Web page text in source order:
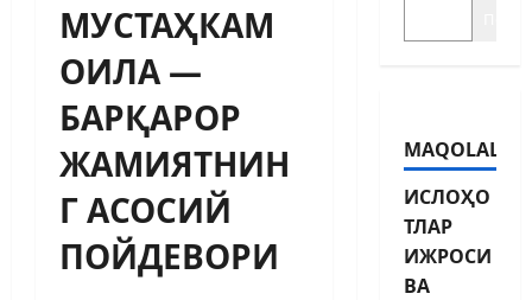
МУСТАҲКАМ
ОИЛА —
БАРҚАРОР
ЖАМИЯТНИН
Г АСОСИЙ
ПОЙДЕВОРИ
MAQOLALAR
ИСЛОҲО
ТЛАР
ИЖРОСИ
ВА